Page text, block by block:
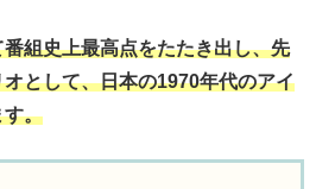
組史上最高点をたたき出し、先
として、日本の1970年代のアイ
す。